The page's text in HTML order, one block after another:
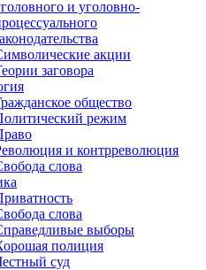
и уголовно-
акции
заговора
общество
режим
и контрреволюция
слова
слова
выборы
полиция
суд